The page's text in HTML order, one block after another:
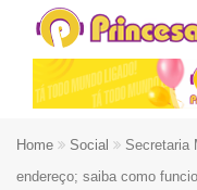
Home Social
Secretaria
endereço; saiba como